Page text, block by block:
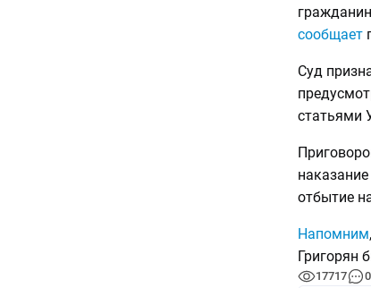
сообщает
Суд
статьями
отбытие
Напомним
Григорян
17717 0